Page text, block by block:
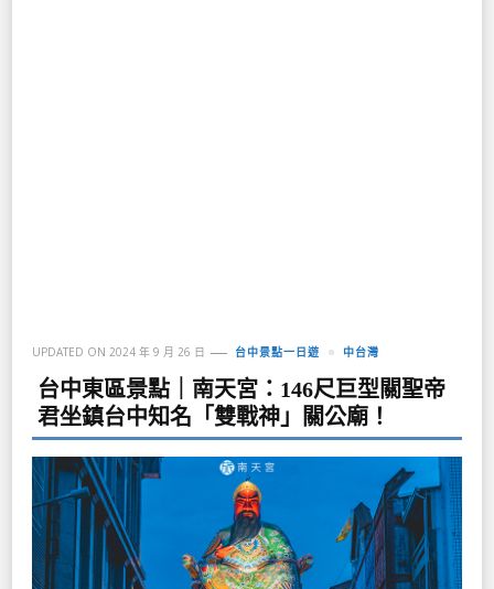
UPDATED ON 2024 年 9 月 26 日 台中景點一日遊 中台灣
台中東區景點｜南天宮：146尺巨型關聖帝
君坐鎮台中知名「雙戰神」關公廟！